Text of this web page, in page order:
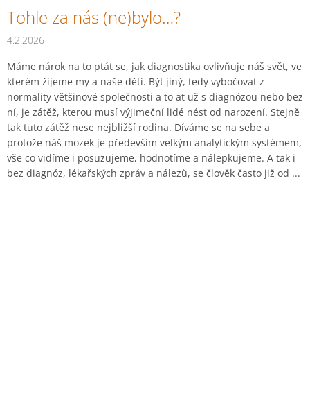
Tohle za nás (ne)bylo…?
4.2.2026
Máme nárok na to ptát se, jak diagnostika ovlivňuje náš svět, ve
kterém žijeme my a naše děti. Být jiný, tedy vybočovat z
normality většinové společnosti a to ať už s diagnózou nebo bez
ní, je zátěž, kterou musí výjimeční lidé nést od narození. Stejně
tak tuto zátěž nese nejbližší rodina. Díváme se na sebe a
protože náš mozek je především velkým analytickým systémem,
vše co vidíme i posuzujeme, hodnotíme a nálepkujeme. A tak i
bez diagnóz, lékařských zpráv a nálezů, se člověk často již od ...